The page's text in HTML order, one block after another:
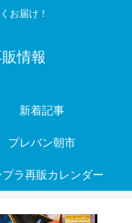
お届け！
情報
新着記事
プレバン朝市
プラ再販カレンダー